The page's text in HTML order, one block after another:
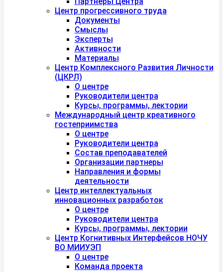
Центр прогрессивного труда
Документы
Смыслы
Эксперты
Активности
Материалы
Центр Комплексного Развития Личности
(ЦКРЛ)
О центре
Руководители центра
Курсы, программы, лектории
Международный центр креативного
гостеприимства
О центре
Руководители центра
Состав преподавателей
Организации партнеры
Направления и формы
деятельности
Центр интеллектуальных
инновационных разработок
О центре
Руководители центра
Курсы, программы, лектории
Центр Когнитивных Интерфейсов НОЧУ
ВО МИИУЭП
О центре
Команда проекта